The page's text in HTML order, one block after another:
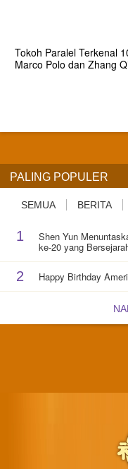
Tokoh Paralel Terkenal
Marco Polo dan Zhang
PALING POPULER
SEMUA BERITA
1 Shen Yun
ke-20 yang
2 Happy Birthday